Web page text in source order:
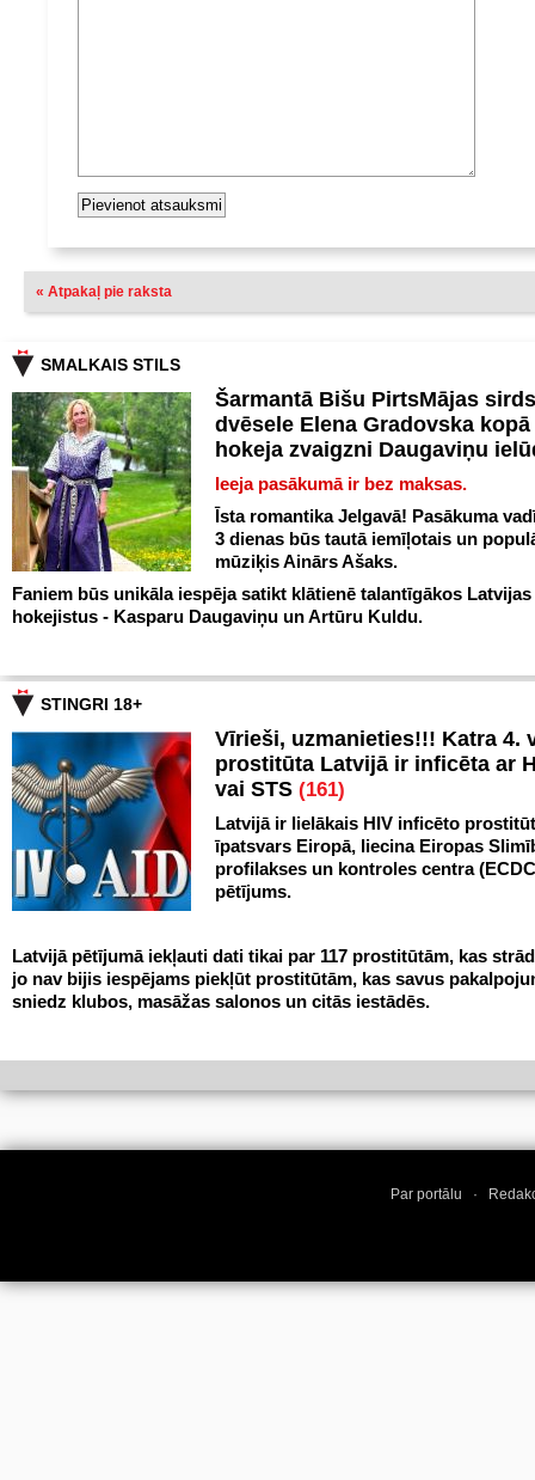
« Atpakaļ pie raksta
SMALKAIS STILS
Šarmantā Bišu PirtsMājas
dvēsele Elena Gradovska kopā
hokeja zvaigzni Daugaviņu
Ieeja pasākumā ir bez maksas.
Īsta romantika Jelgavā! Pasākuma
3 dienas būs tautā iemīļotais un
mūziķis Ainārs Ašaks.
Faniem būs unikāla iespēja satikt klātienē talantīgākos Latvijas
hokejistus - Kasparu Daugaviņu un Artūru Kuldu.
STINGRI 18+
Vīrieši, uzmanieties!!! Katra 4.
prostitūta Latvijā ir inficēta ar
vai STS (161)
Latvijā ir lielākais HIV inficēto
īpatsvars Eiropā, liecina Eiropas
profilakses un kontroles centra
pētījums.
Latvijā pētījumā iekļauti dati tikai par 117 prostitūtām, kas
jo nav bijis iespējams piekļūt prostitūtām, kas savus
sniedz klubos, masāžas salonos un citās iestādēs.
Par portālu ·